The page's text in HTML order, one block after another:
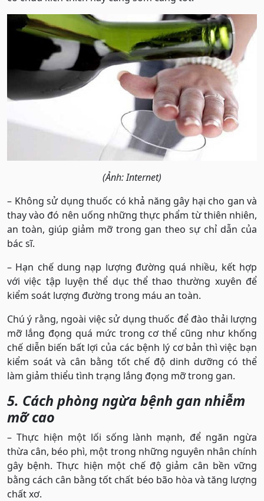
(Ảnh: Internet)
– Không sử dụng thuốc có khả năng gây hại cho gan và
thay vào đó nên uống những thực phẩm từ thiên nhiên,
an toàn, giúp giảm mỡ trong gan theo sự chỉ dẫn của
bác sĩ.
– Hạn chế dung nạp lượng đường quá nhiều, kết hợp
với việc tập luyện thể dục thể thao thường xuyên để
kiểm soát lượng đường trong máu an toàn.
Chú ý rằng, ngoài việc sử dụng thuốc để đào thải lượng
mỡ lắng đọng quá mức trong cơ thể cũng như khống
chế diễn biến bất lợi của các bệnh lý cơ bản thì việc bạn
kiểm soát và cân bằng tốt chế độ dinh dưỡng có thể
làm giảm thiểu tình trạng lắng đọng mỡ trong gan.
5. Cách phòng ngừa bệnh gan nhiễm
mỡ cao
– Thực hiện một lối sống lành mạnh, để ngăn ngừa
thừa cân, béo phì, một trong những nguyên nhân chính
gây bệnh. Thực hiện một chế độ giảm cân bền vững
bằng cách cân bằng tốt chất béo bão hòa và tăng lượng
chất xơ.